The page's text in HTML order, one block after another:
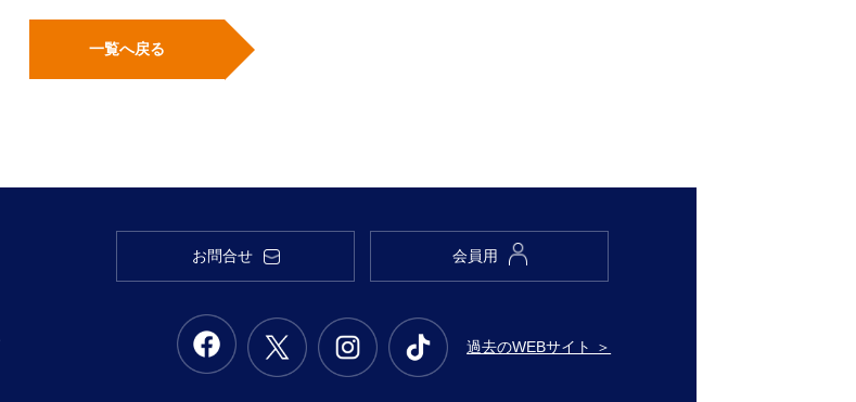
一覧へ戻る
お問合せ 会員用
過去のWEBサイト ＞